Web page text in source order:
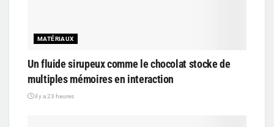
MATÉRIAUX
Un fluide sirupeux comme le chocolat stocke de
multiples mémoires en interaction
il y a 23 heures